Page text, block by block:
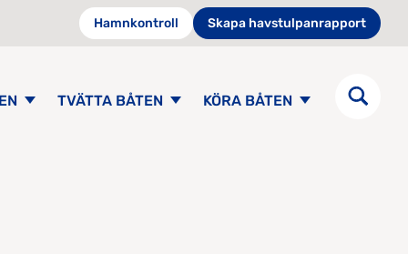
Hamnkontroll Skapa havstulpanrapport
TVÄTTA BÅTEN KÖRA BÅTEN